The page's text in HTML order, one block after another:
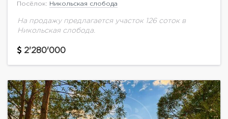
Посёлок: Никольская слобода
На продажу предлагается участок 126 соток в
Никольская слобода.
2'280'000